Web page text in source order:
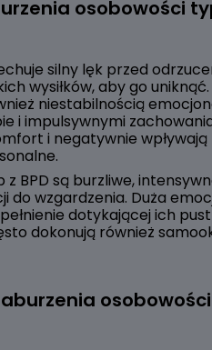
osobowości
silny lęk przed
wysiłków, aby go uniknąć.
niestabilnością
i impulsywnymi
i negatywnie
BPD są burzliwe,
do wzgardzenia. Duża
dotykającej ich
dokonują również